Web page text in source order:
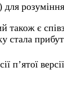
також є
стала
п’ятої